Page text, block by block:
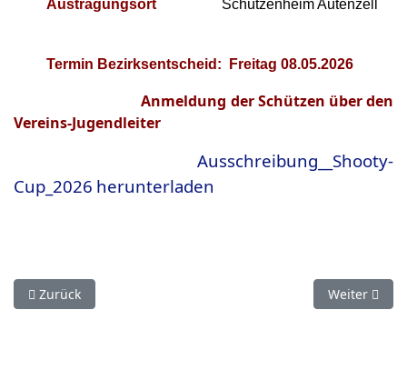
Austragungsort Schützenheim Autenzell
Termin Bezirksentscheid: Freitag 08.05.2026
Anmeldung der Schützen über den
Vereins-Jugendleiter
Ausschreibung__Shooty-
Cup_2026 herunterladen
Vorheriger Beitrag: Ergebnisse ShootyCup 2026
Zurück Nächster
Weiter